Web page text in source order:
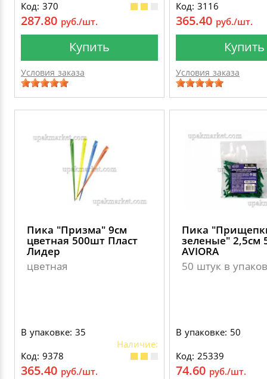
Код: 370
287.80 руб./шт.
Купить
Условия заказа
Код: 3116
365.40 руб./шт.
Купить
Условия заказа
Пика "Призма" 9см
цветная 500шт Пласт
Лидер
цветная
В упаковке: 35
Наличие:
Код: 9378
365.40 руб./шт.
Пика
зеленые" 2,5см
AVIORA
50 штук в
В упаковке: 50
Код: 25339
74.60 руб./шт.